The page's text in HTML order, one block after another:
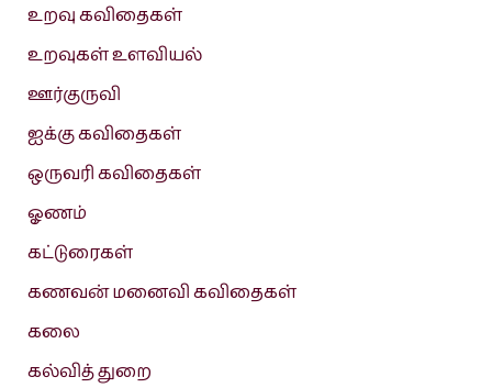
உறவு கவிதைகள்
உறவுகள் உளவியல்
ஊர்குருவி
ஐக்கு கவிதைகள்
ஒருவரி கவிதைகள்
ஓணம்
கட்டுரைகள்
கணவன் மனைவி கவிதைகள்
கலை
கல்வித் துறை